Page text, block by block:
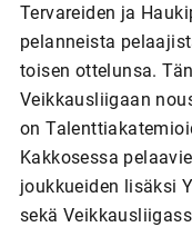
Tervareiden ja
pelanneista
toisen ottelunsa.
Veikkausliigaan
on
Kakkosessa
joukkueiden lisäksi
sekä